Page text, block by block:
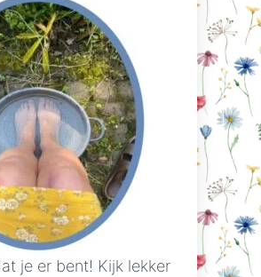
je er bent! Kijk lekker